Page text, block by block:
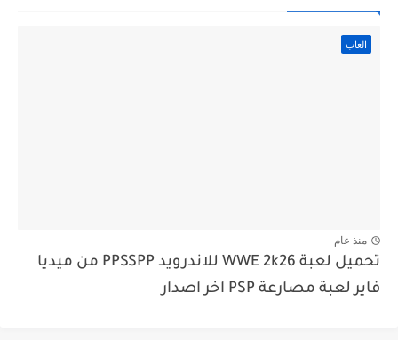
العاب
منذ عام
تحميل لعبة WWE 2k26 للاندرويد PPSSPP من ميديا
فاير لعبة مصارعة PSP اخر اصدار